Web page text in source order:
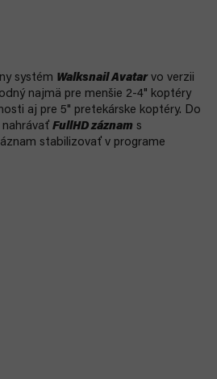
systém Walksnail Avatarvo verzii
najmä pre menšie 2-4" koptéry
aj pre 5" pretekárske koptéry. Do
FullHD záznam s
stabilizovať v programe